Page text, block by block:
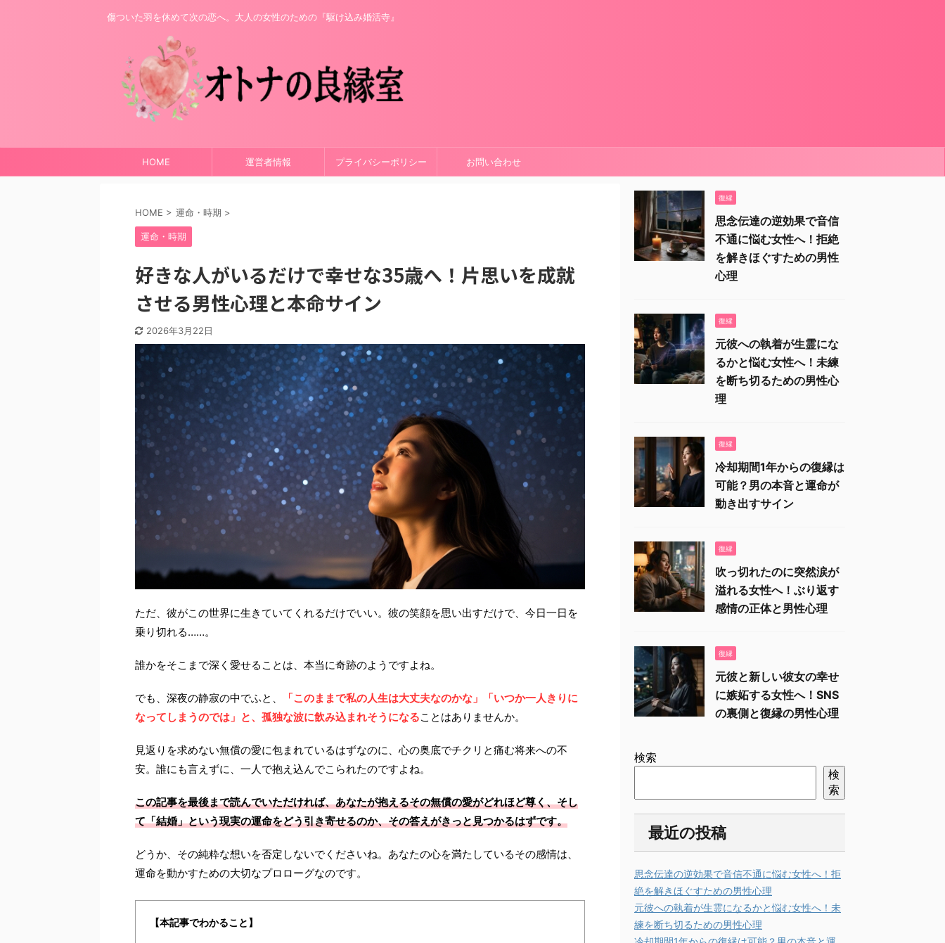
傷ついた羽を休めて次の恋へ。大人の女性のための『駆け込み婚活寺』
HOME 運営者情報 プライバシーポリシー お問い合わせ
HOME > 運命・時期 >
運命・時期
好きな人がいるだけで幸せな35歳へ！片思いを成就
させる男性心理と本命サイン
2026年3月22日
ただ、彼がこの世界に生きていてくれるだけでいい。彼の笑顔を思い出すだけで、今日一日を
乗り切れる……。
誰かをそこまで深く愛せることは、本当に奇跡のようですよね。
でも、深夜の静寂の中でふと、
「このままで私の人生は大丈夫なのかな」「いつか一人きりに
なってしまうのでは」と、孤独な波に飲み込まれそうになることはありませんか。
見返りを求めない無償の愛に包まれているはずなのに、心の奥底でチクリと痛む将来への不
安。誰にも言えずに、一人で抱え込んでこられたのですよね。
この記事を最後まで読んでいただければ、あなたが抱えるその無償の愛がどれほど尊く、そし
て「結婚」という現実の運命をどう引き寄せるのか、その答えがきっと見つかるはずです。
どうか、その純粋な想いを否定しないでくださいね。あなたの心を満たしているその感情は、
運命を動かすための大切なプロローグなのです。
【本記事でわかること】
復縁
思念伝達の逆効果で音信
不通に悩む女性へ！拒絶
を解きほぐすための男性
心理
復縁
元彼への執着が生霊にな
るかと悩む女性へ！未練
を断ち切るための男性心
理
復縁
冷却期間1年からの復縁は
可能？男の本音と運命が
動き出すサイン
復縁
吹っ切れたのに突然涙が
溢れる女性へ！ぶり返す
感情の正体と男性心理
復縁
元彼と新しい彼女の幸せ
に嫉妬する女性へ！SNS
の裏側と復縁の男性心理
検索
検
索
最近の投稿
思念伝達の逆効果で音信不通に悩む女性へ！拒
絶を解きほぐすための男性心理
元彼への執着が生霊になるかと悩む女性へ！未
練を断ち切るための男性心理